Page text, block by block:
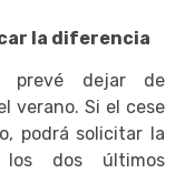
la diferencia
prevé dejar de
verano. Si el cese
podrá solicitar la
los dos últimos